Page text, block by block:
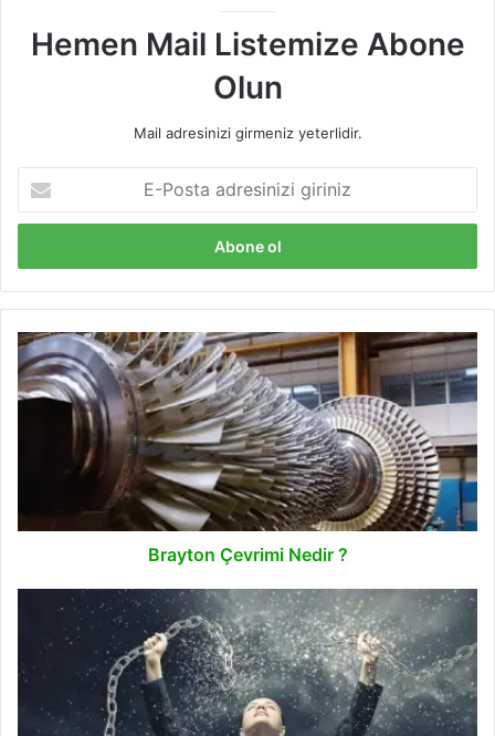
Hemen Mail Listemize Abone
Olun
Mail adresinizi girmeniz yeterlidir.
Posta
adresinizi
Brayton
Çevrimi
Nedir
Brayton Çevrimi Nedir ?
Hayallerinize